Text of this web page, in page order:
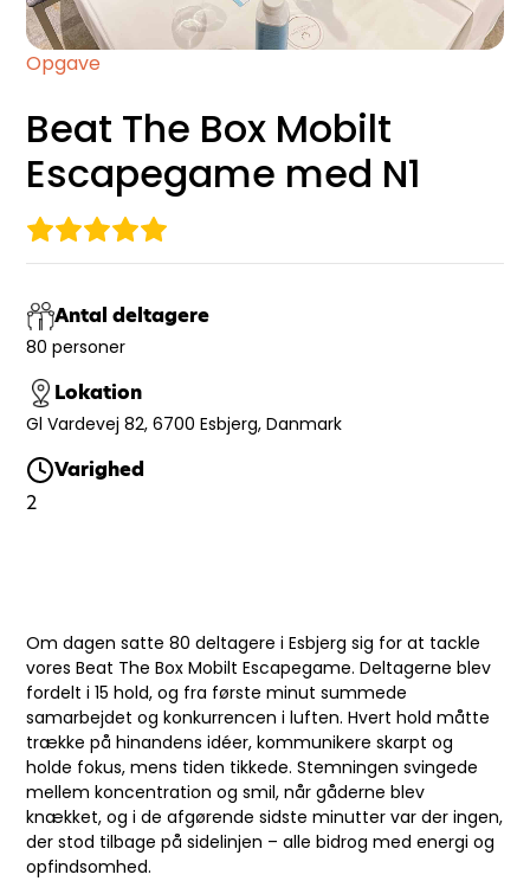
Opgave
Beat The Box Mobilt
Escapegame med N1
Antal deltagere
80 personer
Lokation
Gl Vardevej 82, 6700 Esbjerg, Danmark
Varighed
2
Om dagen satte 80 deltagere i Esbjerg sig for at tackle
vores Beat The Box Mobilt Escapegame. Deltagerne blev
fordelt i 15 hold, og fra første minut summede
samarbejdet og konkurrencen i luften. Hvert hold måtte
trække på hinandens idéer, kommunikere skarpt og
holde fokus, mens tiden tikkede. Stemningen svingede
mellem koncentration og smil, når gåderne blev
knækket, og i de afgørende sidste minutter var der ingen,
der stod tilbage på sidelinjen – alle bidrog med energi og
opfindsomhed.